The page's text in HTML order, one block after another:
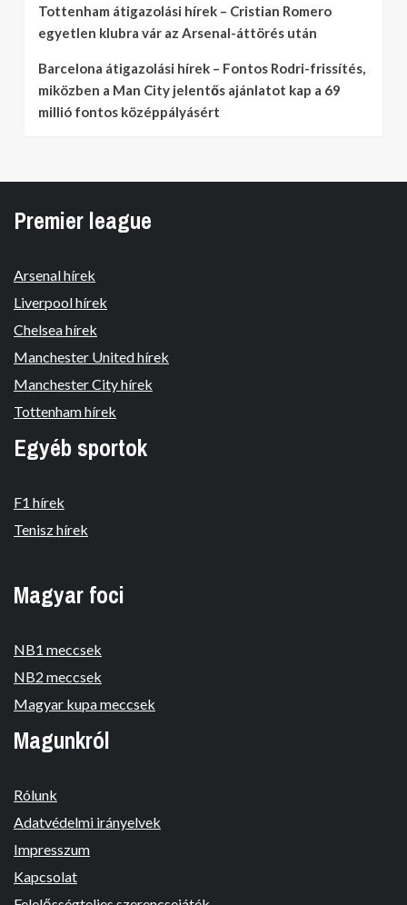
Tottenham átigazolási hírek – Cristian Romero
egyetlen klubra vár az Arsenal-áttörés után
Barcelona átigazolási hírek – Fontos Rodri-frissítés,
miközben a Man City jelentős ajánlatot kap a 69
millió fontos középpályásért
Premier league
Arsenal hírek
Liverpool hírek
Chelsea hírek
Manchester United hírek
Manchester City hírek
Tottenham hírek
Egyéb sportok
F1 hírek
Tenisz hírek
Magyar foci
NB1 meccsek
NB2 meccsek
Magyar kupa meccsek
Magunkról
Rólunk
Adatvédelmi irányelvek
Impresszum
Kapcsolat